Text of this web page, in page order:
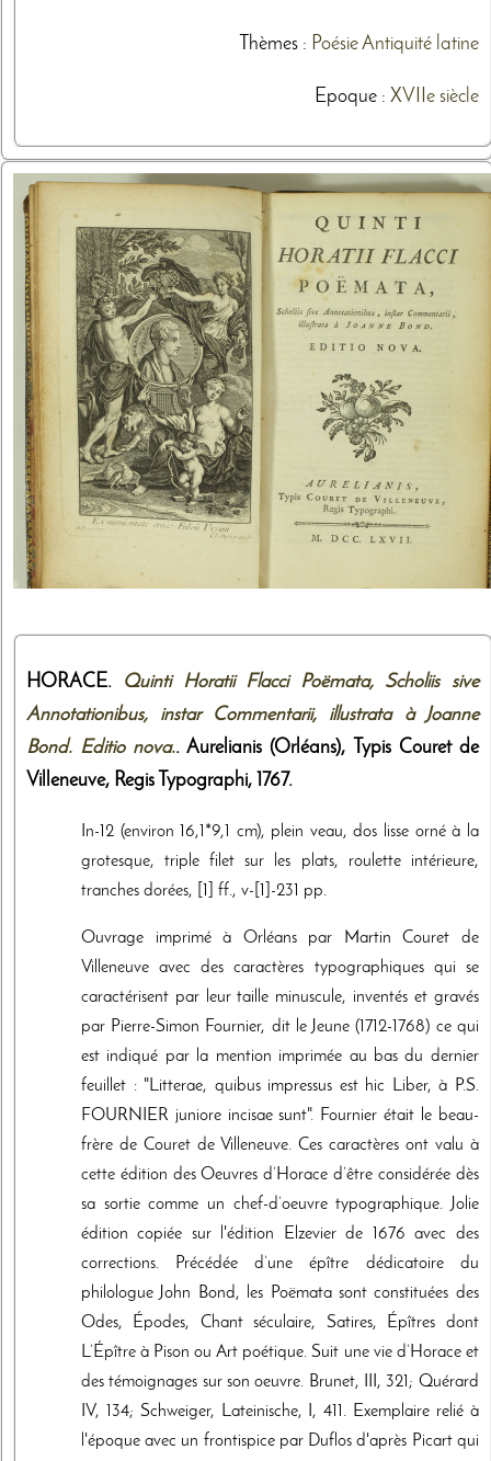
Thèmes: PoésieAntiquité latine
Epoque : XVIIe siècle
HORACE. Quinti Horatii Flacci Poëmata, Scholiis sive
Annotationibus, instar Commentarii, illustrata à Joanne
Bond. Editio nova.. Aurelianis (Orléans),
Typis Couret de
Villeneuve, Regis Typographi, 1767.
In-12 (environ 16,1*9,1 cm), plein veau, dos lisse orné à la
grotesque, triple filet sur les plats, roulette intérieure,
tranches dorées, [1] ff., v-[1]-231 pp.
Ouvrage imprimé à Orléans par Martin Couret de
Villeneuve avec des caractères typographiques qui se
caractérisent par leur taille minuscule, inventés et gravés
par Pierre-Simon Fournier, dit le Jeune (1712-1768) ce qui
est indiqué par la mention imprimée au bas du dernier
feuillet : "Litterae, quibus impressus est hic Liber, à P.S.
FOURNIER juniore incisae sunt". Fournier était le beau-
frère de Couret de Villeneuve. Ces caractères ont valu à
cette édition des Oeuvres d’Horace d’être considérée dès
sa sortie comme un chef-d’oeuvre typographique. Jolie
édition copiée sur l'édition Elzevier de 1676 avec des
corrections. Précédée d’une épître dédicatoire du
philologue John Bond, les Poëmata sont constituées des
Odes, Épodes, Chant séculaire, Satires, Épîtres dont
L’Épître à Pison ou Art poétique. Suit une vie d’Horace et
des témoignages sur son oeuvre. Brunet, III, 321; Quérard
IV, 134; Schweiger, Lateinische, I, 411. Exemplaire relié à
l'époque avec un frontispice par Duflos d'après Picart qui